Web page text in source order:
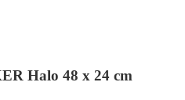
Halo 48 x 24 cm